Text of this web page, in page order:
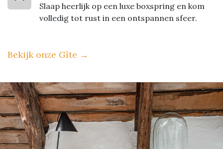
Slaap heerlijk op een luxe boxspring en kom
volledig tot rust in een ontspannen sfeer.
Bekijk onze Gîte →